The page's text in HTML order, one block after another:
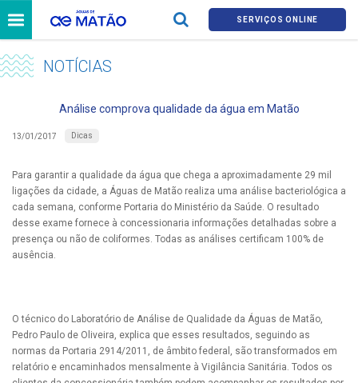
SERVIÇOS ONLINE
NOTÍCIAS
Análise comprova qualidade da água em Matão
13/01/2017 Dicas
Para garantir a qualidade da água que chega a aproximadamente 29 mil
ligações da cidade, a Águas de Matão realiza uma análise bacteriológica a
cada semana, conforme Portaria do Ministério da Saúde. O resultado
desse exame fornece à concessionaria informações detalhadas sobre a
presença ou não de coliformes. Todas as análises certificam 100% de
ausência.
O técnico do Laboratório de Análise de Qualidade da Águas de Matão,
Pedro Paulo de Oliveira, explica que esses resultados, seguindo as
normas da Portaria 2914/2011, de âmbito federal, são transformados em
relatório e encaminhados mensalmente à Vigilância Sanitária. Todos os